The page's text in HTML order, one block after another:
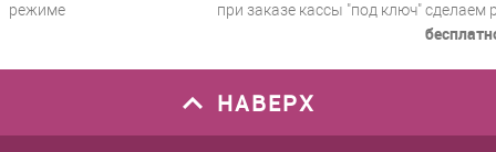
режиме
при заказе кассы "под ключ"сделаем
НАВЕРХ